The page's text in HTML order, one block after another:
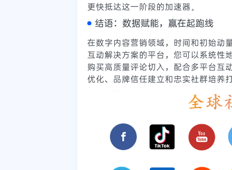
更快抵达这一阶段的加速器。
结语：数据赋能，赢在起跑线
在数字内容营销领域，时间和初始动
互动解决方案的平台，您可以系统
购买高质量评论切入，配合多平台互
优化、品牌信任建立和忠实社群培养